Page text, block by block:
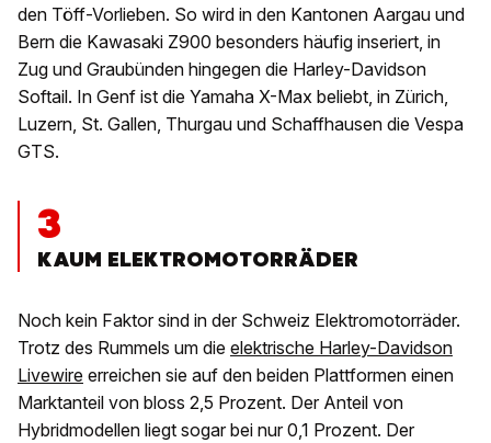
den Töff-Vorlieben. So wird in den Kantonen Aargau und
Bern die Kawasaki Z900 besonders häufig inseriert, in
Zug und Graubünden hingegen die Harley-Davidson
Softail. In Genf ist die Yamaha X-Max beliebt, in Zürich,
Luzern, St. Gallen, Thurgau und Schaffhausen die Vespa
GTS.
3
KAUM ELEKTROMOTORRÄDER
Noch kein Faktor sind in der Schweiz Elektromotorräder.
Trotz des Rummels um die elektrische Harley-Davidson
Livewire erreichen sie auf den beiden Plattformen einen
Marktanteil von bloss 2,5 Prozent. Der Anteil von
Hybridmodellen liegt sogar bei nur 0,1 Prozent. Der